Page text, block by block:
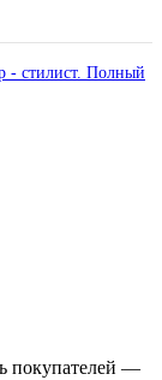
- стилист. Полный
покупателей —